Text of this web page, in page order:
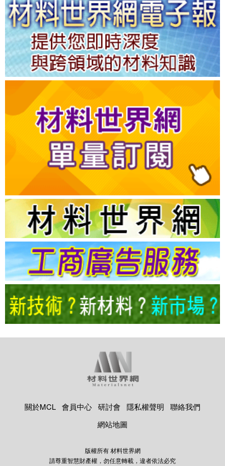
關於MCL 會員中心 研討會 隱私權聲明
聯絡我們
網站地圖
版權所有 材料世界網
請尊重智慧財產權，勿任意轉載，違者依法必究